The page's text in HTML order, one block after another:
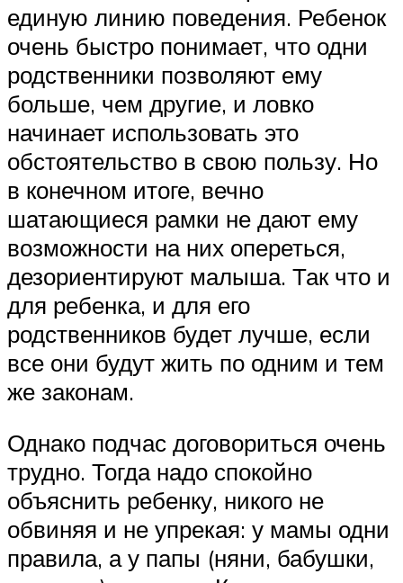
единую линию поведения. Ребенок
очень быстро понимает, что одни
родственники позволяют ему
больше, чем другие, и ловко
начинает использовать это
обстоятельство в свою пользу. Но
в конечном итоге, вечно
шатающиеся рамки не дают ему
возможности на них опереться,
дезориентируют малыша. Так что и
для ребенка, и для его
родственников будет лучше, если
все они будут жить по одним и тем
же законам.
Однако подчас договориться очень
трудно. Тогда надо спокойно
объяснить ребенку, никого не
обвиняя и не упрекая: у мамы одни
правила, а у папы (няни, бабушки,